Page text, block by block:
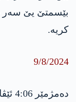
بێسمتێ یێ سەر
کریە.
9/8/2024